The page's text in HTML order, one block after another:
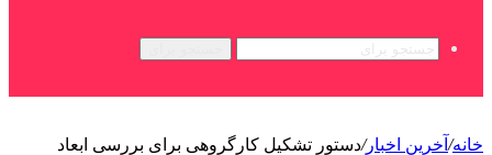
خانه/ آخرین اخبار/دستور تشکیل کارگروهی برای بررسی ابعاد